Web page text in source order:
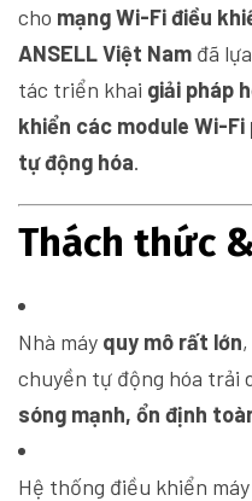
cho mạng Wi-Fi điều
ANSELL Việt Nam đã
tác triển khai giải pháp
khiển các module Wi-
tự động hóa.
Thách thức
Nhà máy quy mô rất lớn
chuyền tự động hóa trải
sóng mạnh, ổn định
Hệ thống điều khiển